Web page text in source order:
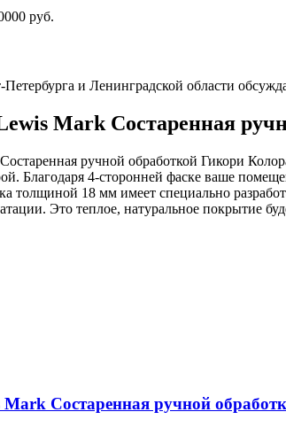
руб.
и Ленинградской области
Mark Состаренная
ручной обработкой Гикори
Благодаря 4-сторонней фаске ваше
толщиной 18 мм имеет специально
Это теплое, натуральное покрытие
Mark Состаренная ручной